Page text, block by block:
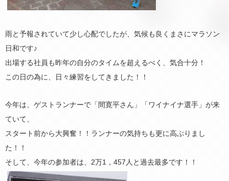
雨と予報されていて少し心配でしたが、気候も良くまさにマラソン
日和です♪
出場する社員も昨年の自分のタイムを超えるべく、気合十分！
この日の為に、日々練習をしてきました！！
今年は、ゲストランナーで「間寛平さん」「ワイナイナ選手」が来
ていて、
スタート前から大興奮！！ランナーの気持ちも更に高ぶりまし
た！！
そして、今年の参加者は、2万1，457人と過去最多です！！